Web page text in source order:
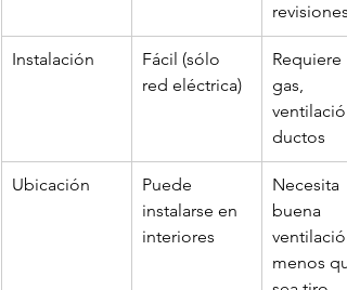
revisiones)
Instalación
Fácil (sólo
red eléctrica)
Requiere
gas,
ductos
Ubicación
Puede
instalarse en
interiores
Necesita
buena
menos